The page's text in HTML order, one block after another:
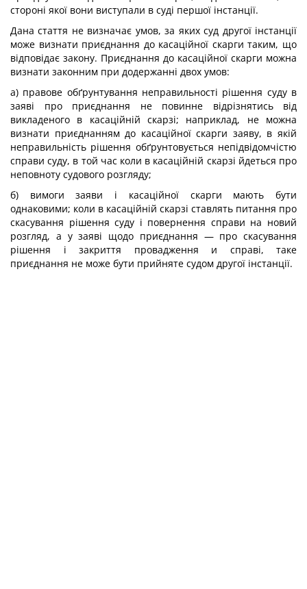
стороні якої вони виступали в суді першої інстанції.
Дана стаття не визначає умов, за яких суд другої інстанції
може визнати приєднання до касаційної скарги таким, що
відпо­відає закону. Приєднання до касаційної скарги можна
визнати законним при додержанні двох умов:
а) правове обґрунтування неправильності рішення суду в
заяві про приєднання не повинне відрізнятись від
викладеного в касаційній скарзі; наприклад, не можна
визнати приєднанням до касаційної скарги заяву, в якій
неправильність рішення обґрунто­вується непідвідомчістю
справи суду, в той час коли в касаційній скарзі йдеться про
неповноту судового розгляду;
б) вимоги заяви і касаційної скарги мають бути
однаковими; коли в касаційній скарзі ставлять питання про
скасування рішення суду і повернення справи на новий
розгляд, а у заяві щодо приєд­нання — про скасування
рішення і закриття провадження и справі, таке
приєднання не може бути прийняте судом другої інстанції.